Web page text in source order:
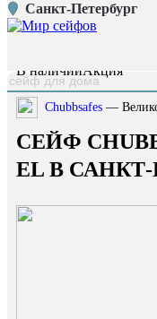
Санкт-Петербург
Главная страница /
Каталог /
В наличииАкция
Chubbsafes —
СЕЙФ
EL В